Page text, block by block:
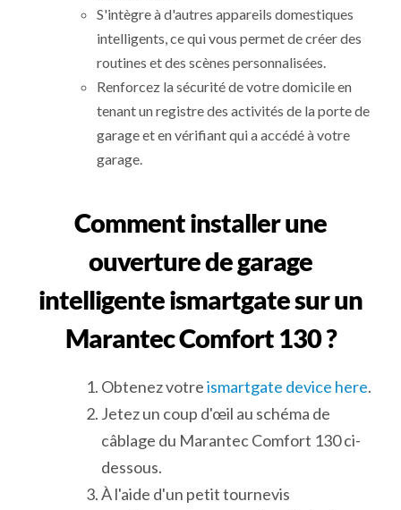
S'intègre à d'autres appareils domestiques
intelligents, ce qui vous permet de créer des
routines et des scènes personnalisées.
Renforcez la sécurité de votre domicile en
tenant un registre des activités de la porte de
garage et en vérifiant qui a accédé à votre
garage.
Comment installer une
ouverture de garage
intelligente ismartgate sur un
Marantec Comfort 130 ?
Obtenez votreismartgate device here.
Jetez un coup d'œil au schéma de
câblage du Marantec Comfort 130 ci-
dessous.
À l'aide d'un petit tournevis